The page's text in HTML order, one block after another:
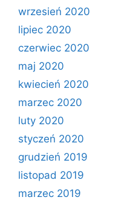
wrzesień 2020
lipiec 2020
czerwiec 2020
maj 2020
kwiecień 2020
marzec 2020
luty 2020
styczeń 2020
grudzień 2019
listopad 2019
marzec 2019